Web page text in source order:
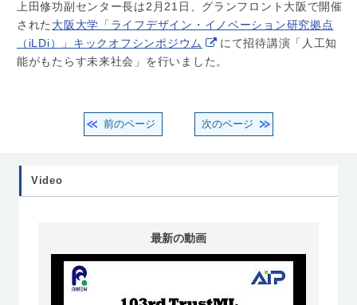
上田修功副センター長は2月21日、グランフロント大阪で開催
された 大阪大学「ライフデザイン・イノベーション研究拠点
（iLDi）」キックオフシンポジウム
にて招待講演「人工知
能がもたらす未来社会」を行いました。
前のページ 次のページ
Video
最新の動画